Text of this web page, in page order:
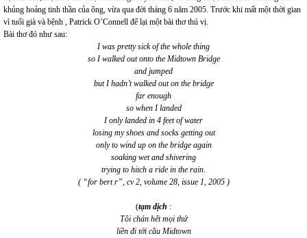
khủng hoảng tinh thần của ông, vừa qua đời tháng 6 năm 2005. Trước khi mất một thời gian
vì tuổi già và bệnh , Patrick O’Connell để lại một bài thơ thú vị.
Bài thơ đó như sau:
I was pretty sick of the whole thing
so I walked out onto the Midtown Bridge
and jumped
but I hadn’t walked out on the bridge
far enough
so when I landed
I only landed in 4 feet of water
losing my shoes and socks getting out
only to wind up on the bridge again
soaking wet and shivering
trying to hitch a ride in the rain.
( “for bert r”, cv 2, volume 28, issue 1, 2005 )
(tạm dịch :
Tôi chán hết mọi thứ
liền đi tới cầu Midtown